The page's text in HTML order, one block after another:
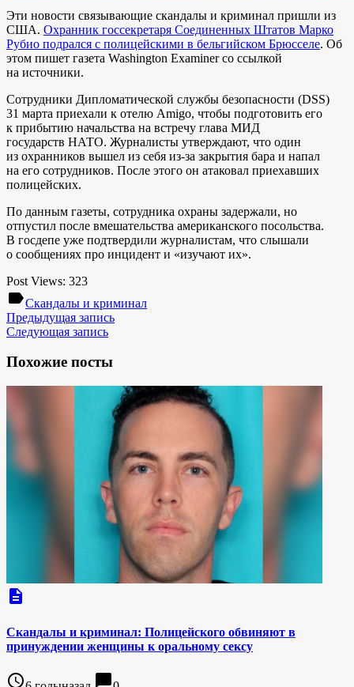
Эти новости связывающие скандалы и криминал пришли из
США. Охранник госсекретаря Соединенных Штатов Марко
Рубио подрался с полицейскими в бельгийском Брюсселе. Об
этом пишет газета Washington Examiner со ссылкой
на источники.
Сотрудники Дипломатической службы безопасности (DSS)
31 марта приехали к отелю Amigo, чтобы подготовить его
к прибытию начальства на встречу глава МИД
государств НАТО. Журналисты утверждают, что один
из охранников вышел из себя из-за закрытия бара и напал
на его сотрудников. После этого он атаковал приехавших
полицейских.
По данным газеты, сотрудника охраны задержали, но
отпустил после вмешательства американского посольства.
В госдепе уже подтвердили журналистам, что слышали
о сообщениях про инцидент и «изучают их».
Post Views: 323
labelСкандалы и криминал
Предыдущая запись
Следующая запись
Похожие посты
description
Скандалы и криминал: Полицейского обвиняют в
принуждении женщины к оральному сексу
access_time chat_bubble